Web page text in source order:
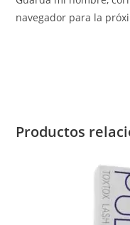
navegador para la
Productos